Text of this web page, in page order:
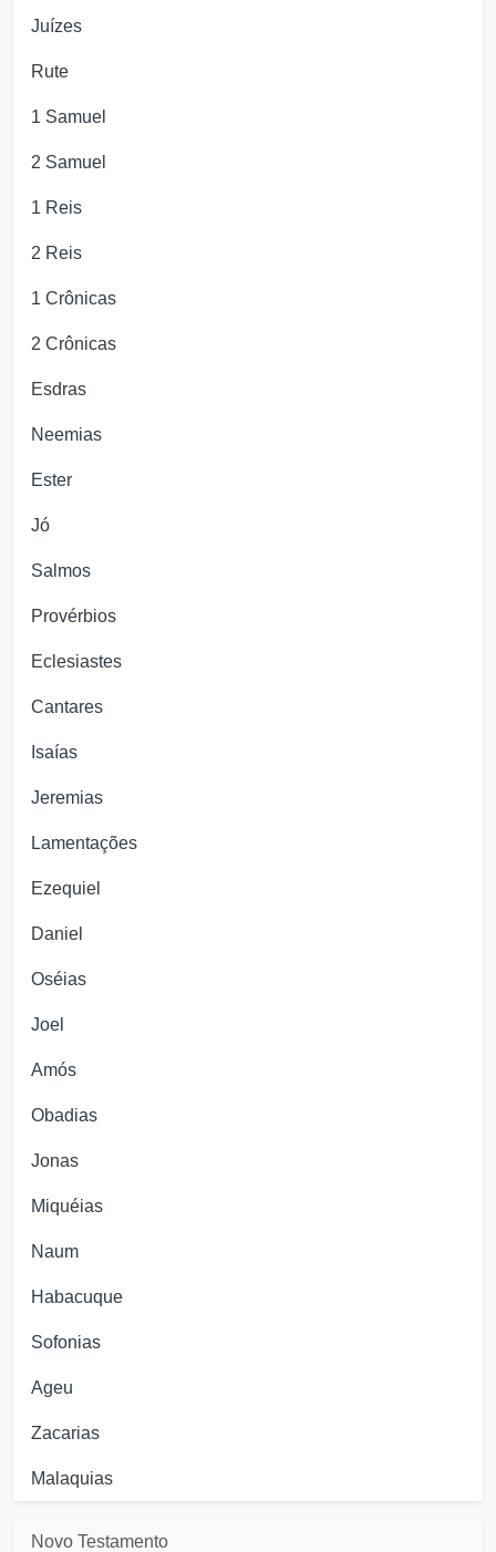
Juízes
Rute
1 Samuel
2 Samuel
1 Reis
2 Reis
1 Crônicas
2 Crônicas
Esdras
Neemias
Ester
Jó
Salmos
Provérbios
Eclesiastes
Cantares
Isaías
Jeremias
Lamentações
Ezequiel
Daniel
Oséias
Joel
Amós
Obadias
Jonas
Miquéias
Naum
Habacuque
Sofonias
Ageu
Zacarias
Malaquias
Novo Testamento